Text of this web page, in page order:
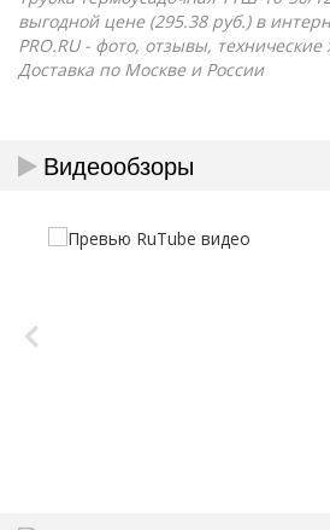
выгодной цене (295.38 руб.) в
PRO.RU - фото, отзывы, технические
Доставка по Москве и России
Видеообзоры